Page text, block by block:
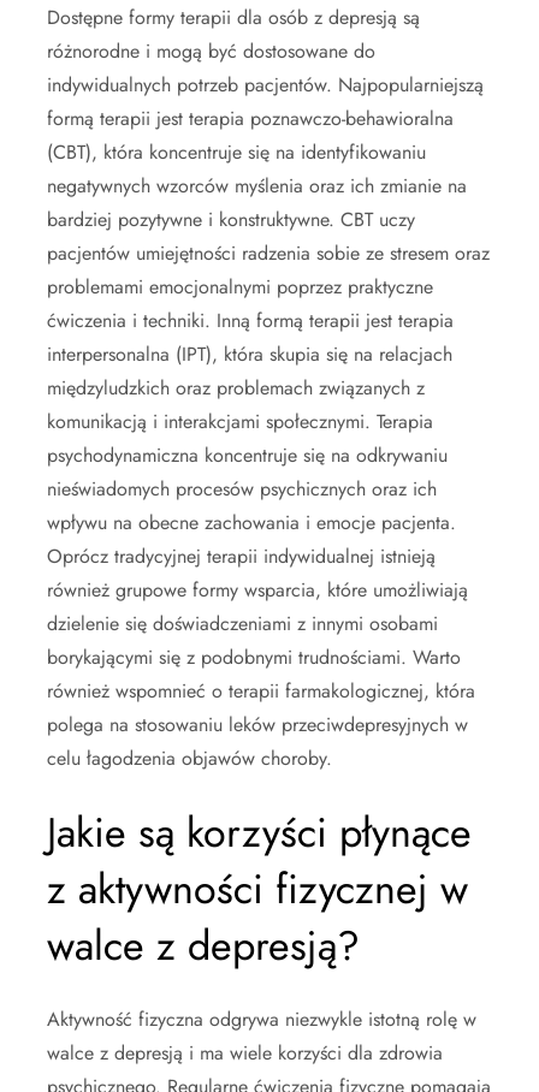
Dostępne formy terapii dla osób z depresją są
różnorodne i mogą być dostosowane do
indywidualnych potrzeb pacjentów. Najpopularniejszą
formą terapii jest terapia poznawczo-behawioralna
(CBT), która koncentruje się na identyfikowaniu
negatywnych wzorców myślenia oraz ich zmianie na
bardziej pozytywne i konstruktywne. CBT uczy
pacjentów umiejętności radzenia sobie ze stresem oraz
problemami emocjonalnymi poprzez praktyczne
ćwiczenia i techniki. Inną formą terapii jest terapia
interpersonalna (IPT), która skupia się na relacjach
międzyludzkich oraz problemach związanych z
komunikacją i interakcjami społecznymi. Terapia
psychodynamiczna koncentruje się na odkrywaniu
nieświadomych procesów psychicznych oraz ich
wpływu na obecne zachowania i emocje pacjenta.
Oprócz tradycyjnej terapii indywidualnej istnieją
również grupowe formy wsparcia, które umożliwiają
dzielenie się doświadczeniami z innymi osobami
borykającymi się z podobnymi trudnościami. Warto
również wspomnieć o terapii farmakologicznej, która
polega na stosowaniu leków przeciwdepresyjnych w
celu łagodzenia objawów choroby.
Jakie są korzyści płynące
z aktywności fizycznej w
walce z depresją?
Aktywność fizyczna odgrywa niezwykle istotną rolę w
walce z depresją i ma wiele korzyści dla zdrowia
psychicznego. Regularne ćwiczenia fizyczne pomagają